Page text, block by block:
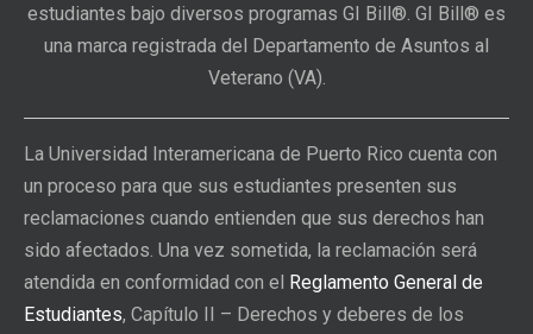
estudiantes bajo diversos programas GI Bill®. GI Bill® es
una marca registrada del Departamento de Asuntos al
Veterano (VA).
La Universidad Interamericana de Puerto Rico cuenta con
un proceso para que sus estudiantes presenten sus
reclamaciones cuando entienden que sus derechos han
sido afectados. Una vez sometida, la reclamación será
atendida en conformidad con el Reglamento General de
Estudiantes, Capítulo II – Derechos y deberes de los